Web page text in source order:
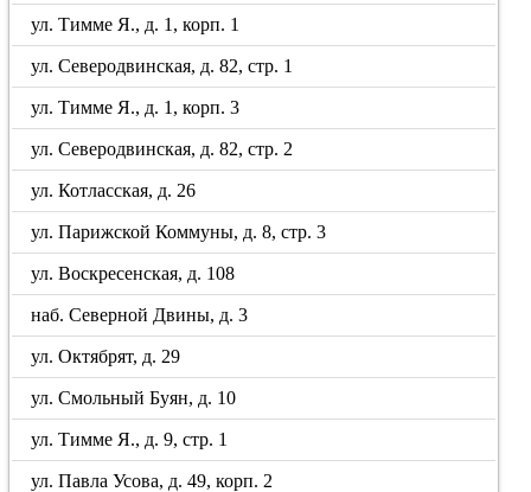
ул. Тимме Я., д. 1, корп. 1
ул. Северодвинская, д. 82, стр. 1
ул. Тимме Я., д. 1, корп. 3
ул. Северодвинская, д. 82, стр. 2
ул. Котласская, д. 26
ул. Парижской Коммуны, д. 8, стр. 3
ул. Воскресенская, д. 108
наб. Северной Двины, д. 3
ул. Октябрят, д. 29
ул. Смольный Буян, д. 10
ул. Тимме Я., д. 9, стр. 1
ул. Павла Усова, д. 49, корп. 2